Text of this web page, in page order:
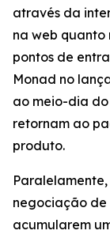
através da
na web
pontos de
Monad no
ao meio-dia
retornam ao
produto.
negociação de
acumularem